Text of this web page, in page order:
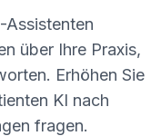
Assistenten
über Ihre Praxis,
Erhöhen Sie
KI nach
fragen.